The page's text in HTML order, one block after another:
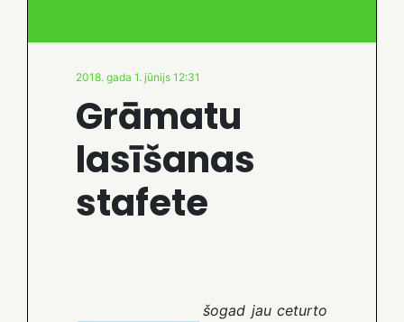
2018. gada 1. jūnijs 12:31
Grāmatu
lasīšanas
stafete
šogad jau ceturto